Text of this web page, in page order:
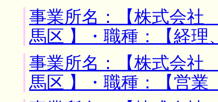
事業所名：【株式会
馬区 】・職種：【経
事業所名：【株式会
馬区 】・職種：【営